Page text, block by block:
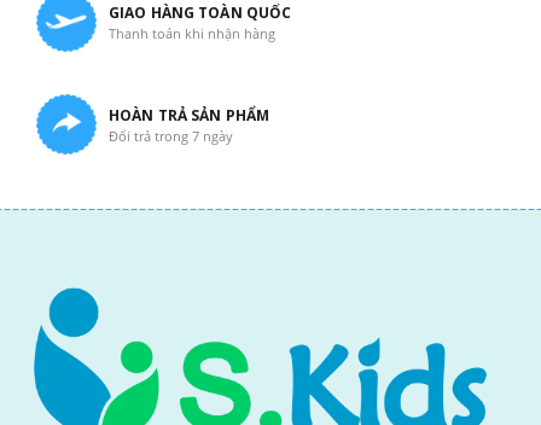
GIAO HÀNG TOÀN QUỐC
Thanh toán khi nhận hàng
HOÀN TRẢ SẢN PHẨM
Đổi trả trong 7 ngày